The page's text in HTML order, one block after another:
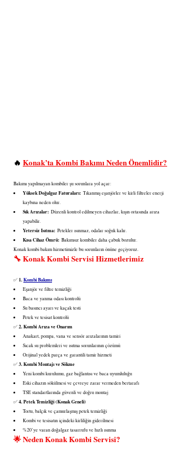
🔥 Konak’ta Kombi Bakımı Neden Önemlidir?
Bakımı yapılmayan kombiler şu sorunlara yol açar:
Yüksek Doğalgaz Faturaları: Tıkanmış eşanjörler ve kirli filtreler enerji
kaybına neden olur.
Sık Arızalar: Düzenli kontrol edilmeyen cihazlar, kışın ortasında arıza
yapabilir.
Yetersiz Isıtma: Petekler ısınmaz, odalar soğuk kalır.
Kısa Cihaz Ömrü: Bakımsız kombiler daha çabuk bozulur.
Konak kombi bakım hizmetimizle bu sorunların önüne geçiyoruz.
🔧 Konak Kombi Servisi Hizmetlerimiz
✅ 1. Kombi Bakımı
Eşanjör ve filtre temizliği
Baca ve yanma odası kontrolü
Su basıncı ayarı ve kaçak testi
Petek ve tesisat kontrolü
✅ 2. Kombi Arıza ve Onarım
Anakart, pompa, vana ve sensör arızalarının tamiri
Sıcak su problemleri ve ısıtma sorunlarının çözümü
Orijinal yedek parça ve garantili tamir hizmeti
✅ 3. Kombi Montajı ve Sökme
Yeni kombi kurulumu, gaz bağlantısı ve baca uyumluluğu
Eski cihazın sökülmesi ve çevreye zarar vermeden bertarafı
TSE standartlarında güvenli ve doğru montaj
✅ 4. Petek Temizliği (Konak Geneli)
Tortu, balçık ve çamurlaşmış petek temizliği
Kombi ve tesisatın içindeki kirliliğin giderilmesi
%20’ye varan doğalgaz tasarrufu ve hızlı ısınma
🌟 Neden Konak Kombi Servisi?